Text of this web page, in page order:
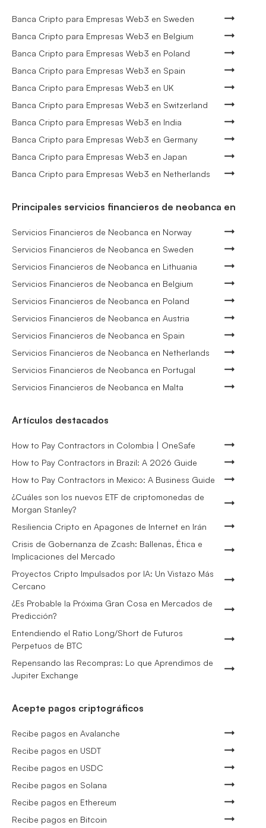
Banca Cripto para Empresas Web3 en Sweden
Banca Cripto para Empresas Web3 en Belgium
Banca Cripto para Empresas Web3 en Poland
Banca Cripto para Empresas Web3 en Spain
Banca Cripto para Empresas Web3 en UK
Banca Cripto para Empresas Web3 en Switzerland
Banca Cripto para Empresas Web3 en India
Banca Cripto para Empresas Web3 en Germany
Banca Cripto para Empresas Web3 en Japan
Banca Cripto para Empresas Web3 en Netherlands
Principales servicios financieros de neobanca en
Servicios Financieros de Neobanca en Norway
Servicios Financieros de Neobanca en Sweden
Servicios Financieros de Neobanca en Lithuania
Servicios Financieros de Neobanca en Belgium
Servicios Financieros de Neobanca en Poland
Servicios Financieros de Neobanca en Austria
Servicios Financieros de Neobanca en Spain
Servicios Financieros de Neobanca en Netherlands
Servicios Financieros de Neobanca en Portugal
Servicios Financieros de Neobanca en Malta
Artículos destacados
How to Pay Contractors in Colombia | OneSafe
How to Pay Contractors in Brazil: A 2026 Guide
How to Pay Contractors in Mexico: A Business Guide
¿Cuáles son los nuevos ETF de criptomonedas de
Morgan Stanley?
Resiliencia Cripto en Apagones de Internet en Irán
Crisis de Gobernanza de Zcash: Ballenas, Ética e
Implicaciones del Mercado
Proyectos Cripto Impulsados por IA: Un Vistazo Más
Cercano
¿Es Probable la Próxima Gran Cosa en Mercados de
Predicción?
Entendiendo el Ratio Long/Short de Futuros
Perpetuos de BTC
Repensando las Recompras: Lo que Aprendimos de
Jupiter Exchange
Acepte pagos criptográficos
Recibe pagos en Avalanche
Recibe pagos en USDT
Recibe pagos en USDC
Recibe pagos en Solana
Recibe pagos en Ethereum
Recibe pagos en Bitcoin